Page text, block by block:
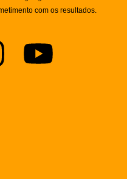
com os resultados.